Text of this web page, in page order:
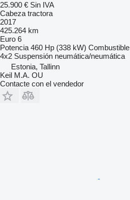
25.900 € Sin IVA
Cabeza tractora
2017
425.264 km
Euro 6
Potencia 460 Hp (338 kW) Combustible
4x2 Suspensión neumática/neumática
Estonia, Tallinn
Keil M.A. OU
Contacte con el vendedor